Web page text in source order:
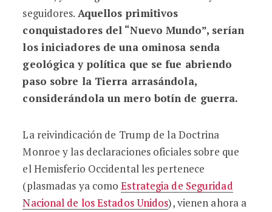
seguidores. Aquellos primitivos
conquistadores del “Nuevo Mundo”, serían
los iniciadores de una ominosa senda
geológica y política que se fue abriendo
paso sobre la Tierra arrasándola,
considerándola un mero botín de guerra.
La reivindicación de Trump de la Doctrina
Monroe y las declaraciones oficiales sobre que
el Hemisferio Occidental les pertenece
(plasmadas ya comoEstrategia de Seguridad
Nacional de los Estados Unidos), vienen ahora a